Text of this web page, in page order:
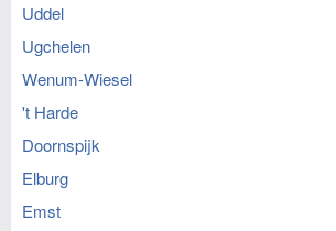
Uddel
Ugchelen
Wenum-Wiesel
't Harde
Doornspijk
Elburg
Emst